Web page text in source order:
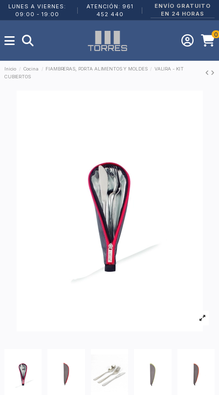
LUNES A VIERNES:
09:00 - 19:00
ATENCIÓN: 961
452 440
ENVÍO GRATUITO
EN 24 HORAS
0
Inicio Cocina FIAMBRERAS, PORTA ALIMENTOS Y MOLDES
VALIRA - KIT
CUBIERTOS